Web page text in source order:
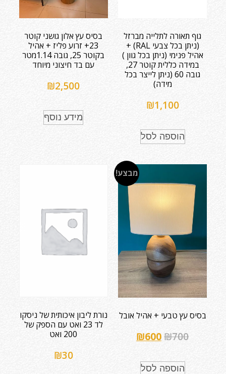
גוף תאורה לתלייה מברזל
(ניתן בכל צבעי RAL) +
אהיל פנימי (ניתן בכל גוון )
במידה כללית קוטר 27,
גובה 60 (ניתן לייצר בכל
מידה)
₪1,100
הוספה לסל
בסיס עץ אלון גושני קוטר
23+ זרוע פליז + אהיל
בקוטר 25, גובה 1.14מטר
עם בד חיצוני מיוחד
₪2,500
מידע נוסף
מבצע!
בסיס עץ טבעי + אהיל אובל
₪700
₪600
הוספה לסל
נורת ליבון איכותית של ניסקו
לד 23 ואט עם הספק של
200 ואט
₪30